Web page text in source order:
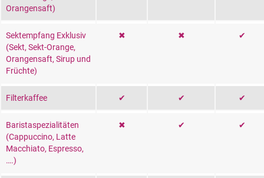
Orangensaft)
Sektempfang Exklusiv
(Sekt, Sekt-Orange,
Orangensaft, Sirup und
Früchte)
✖ ✖ ✔
Filterkaffee ✔ ✔ ✔
Baristaspezialitäten
(Cappuccino, Latte
Macchiato, Espresso,
….)
✖ ✔ ✔